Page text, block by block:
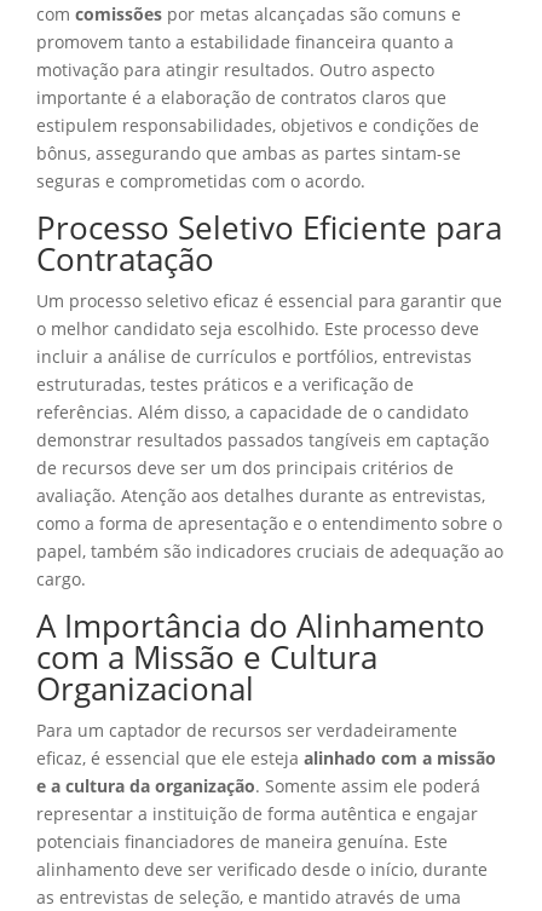
com comissões por metas alcançadas são comuns e
promovem tanto a estabilidade financeira quanto a
motivação para atingir resultados. Outro aspecto
importante é a elaboração de contratos claros que
estipulem responsabilidades, objetivos e condições de
bônus, assegurando que ambas as partes sintam-se
seguras e comprometidas com o acordo.
Processo Seletivo Eficiente para
Contratação
Um processo seletivo eficaz é essencial para garantir que
o melhor candidato seja escolhido. Este processo deve
incluir a análise de currículos e portfólios, entrevistas
estruturadas, testes práticos e a verificação de
referências. Além disso, a capacidade de o candidato
demonstrar resultados passados tangíveis em captação
de recursos deve ser um dos principais critérios de
avaliação. Atenção aos detalhes durante as entrevistas,
como a forma de apresentação e o entendimento sobre o
papel, também são indicadores cruciais de adequação ao
cargo.
A Importância do Alinhamento
com a Missão e Cultura
Organizacional
Para um captador de recursos ser verdadeiramente
eficaz, é essencial que ele esteja alinhado com a missão
e a cultura da organização. Somente assim ele poderá
representar a instituição de forma autêntica e engajar
potenciais financiadores de maneira genuína. Este
alinhamento deve ser verificado desde o início, durante
as entrevistas de seleção, e mantido através de uma